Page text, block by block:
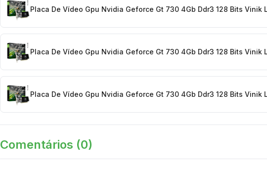
Placa De Vídeo Gpu Nvidia Geforce Gt 730 4Gb Ddr3 128 Bits
Placa De Vídeo Gpu Nvidia Geforce Gt 730 4Gb Ddr3 128 Bits
Placa De Vídeo Gpu Nvidia Geforce Gt 730 4Gb Ddr3 128 Bits
Comentários (0)